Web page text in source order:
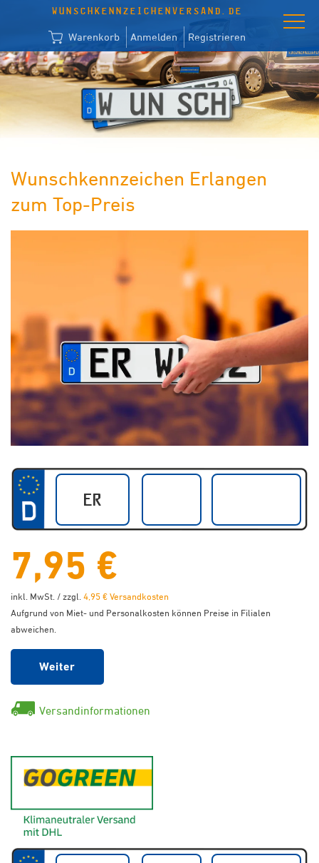
WUNSCHKENNZEICHENVERSAND.DE
Warenkorb Anmelden Registrieren
Wunschkennzeichen Erlangen
zum Top-Preis
7,95 €
inkl. MwSt. / zzgl.4,95 € Versandkosten
Aufgrund von Miet- und Personalkosten können Preise in Filialen
abweichen.
Weiter
Versandinformationen